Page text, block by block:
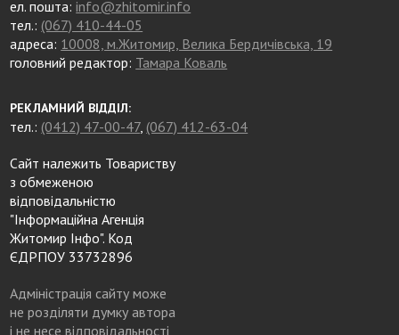
ел. пошта:info@zhitomir.info
тел.: (067) 410-44-05
адреса: 10008, м.Житомир, Велика Бердичівська, 19
головний редактор: Тамара Коваль
РЕКЛАМНИЙ ВІДДІЛ:
тел.: (0412) 47-00-47, (067) 412-63-04
Сайт належить Товариству
з обмеженою
відповідальністю
"Інформаційна Агенція
Житомир Інфо". Код
ЄДРПОУ 33732896
Адміністрація сайту може
не розділяти думку автора
і не несе відповідальності